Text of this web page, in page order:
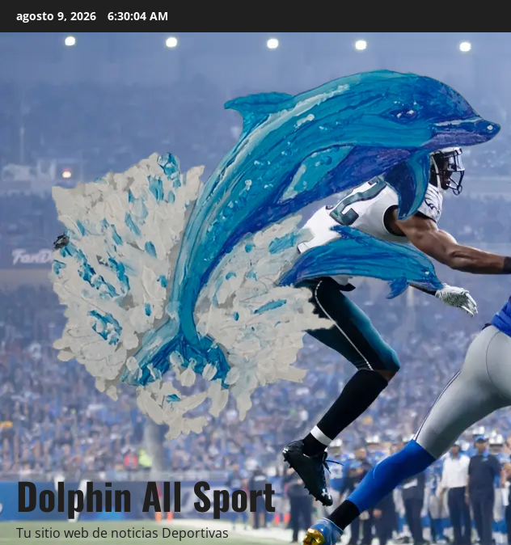
to
agosto 9, 2026 6:30:06 AM
Dolphin All Sport
Tu sitio web de noticias Deportivas